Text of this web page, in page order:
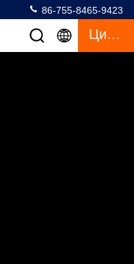
86-755-8465-9423
Цитата